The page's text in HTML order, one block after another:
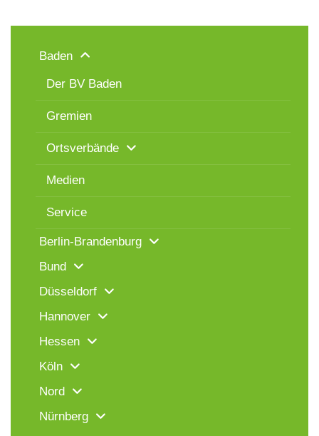
Baden
Der BV Baden
Gremien
Ortsverbände
Medien
Service
Berlin-Brandenburg
Bund
Düsseldorf
Hannover
Hessen
Köln
Nord
Nürnberg